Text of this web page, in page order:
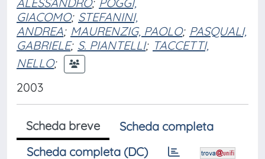
GIACOMO; STEFANINI,
ANDREA; MAURENZIG, PAOLO; PASQUALI,
GABRIELE; S. PIANTELLI; TACCETTI,
NELLO;
2003
Scheda breve
Scheda completa
Scheda completa (DC)